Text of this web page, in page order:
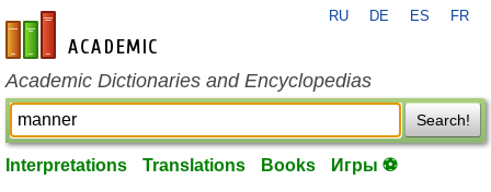
en-academic.com
RU DE ES FR
Academic Dictionaries and Encyclopedias
Search!
Interpretations Translations Books Игры ⚽